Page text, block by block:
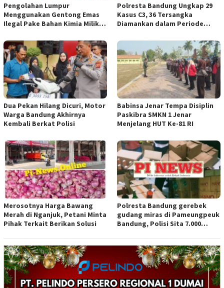
Pengolahan Lumpur
Menggunakan Gentong Emas
Ilegal Pake Bahan Kimia Milik
Aparat Penegak Hukum ( APH )
Jangan Sampai Diam Saja
Polresta Bandung Ungkap 29
Kasus C3, 36 Tersangka
Diamankan dalam Periode
Dua Pekan Hilang Dicuri, Motor
Warga Bandung Akhirnya
Kembali Berkat Polisi
Babinsa Jenar Tempa Disiplin
Paskibra SMKN 1 Jenar
Menjelang HUT Ke-81 RI
Merosotnya Harga Bawang
Merah di Nganjuk, Petani Minta
Pihak Terkait Berikan Solusi
Polresta Bandung gerebek
gudang miras di Pameungpeuk
Bandung, Polisi Sita 7.000